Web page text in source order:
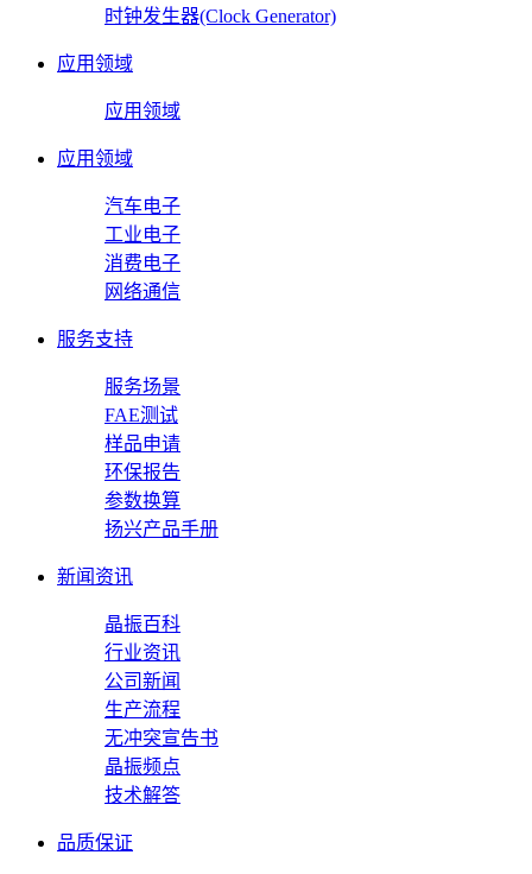
时钟发生器(Clock Generator)
应用领域
应用领域
应用领域
汽车电子
工业电子
消费电子
网络通信
服务支持
服务场景
FAE测试
样品申请
环保报告
参数换算
扬兴产品手册
新闻资讯
晶振百科
行业资讯
公司新闻
生产流程
无冲突宣告书
晶振频点
技术解答
品质保证